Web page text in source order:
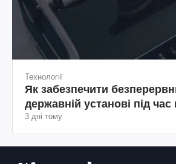
Технології
Як забезпечити
державній установі під
3 дні тому